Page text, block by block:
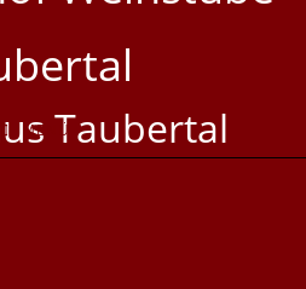
MENÜTaubertal